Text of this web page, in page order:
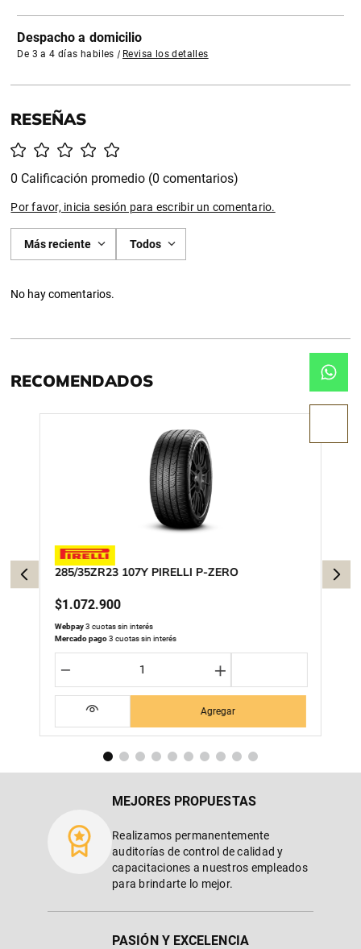
Despacho a domicilio
De 3 a 4 días habiles | Revisa los detalles
0 Calificación promedio (0 comentarios)
Por favor, inicia sesión para escribir un comentario.
Más reciente Todos
No hay comentarios.
RECOMENDADOS
285/35ZR23 107Y PIRELLI P-ZERO
$1.072.900
Webpay3 cuotas sin interés
Mercado pago3 cuotas sin interés
＋
－
Agregar
MEJORES PROPUESTAS
Realizamos permanentemente
auditorías de control de calidad y
capacitaciones a nuestros empleados
para brindarte lo mejor.
PASIÓN Y EXCELENCIA